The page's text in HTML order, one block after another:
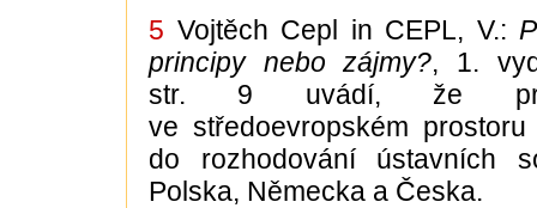
5 Vojtěch Cepl in CEPL, V.:
principy nebo zájmy?, 1.
str. 9 uvádí, že
ve středoevropském
do rozhodování ústavních
Polska, Německa a Česka.